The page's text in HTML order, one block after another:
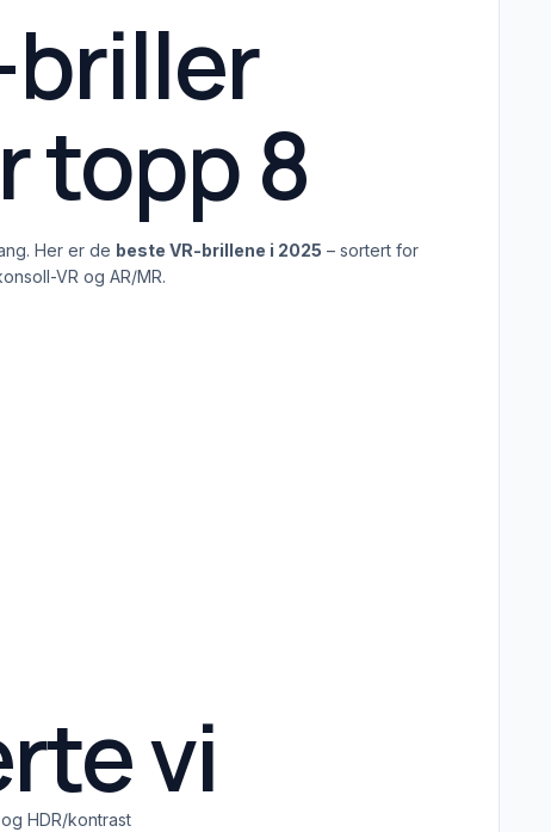
briller
topp 8
Her er de beste VR-brillene i 2025 – sortert for
VR og AR/MR.
vi
HDR/kontrast